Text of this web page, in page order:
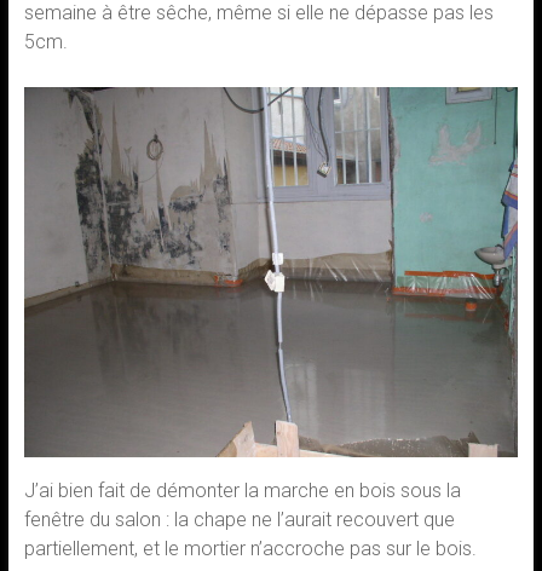
semaine à être sêche, même si elle ne dépasse pas les
5cm.
J’ai bien fait de démonter la marche en bois sous la
fenêtre du salon : la chape ne l’aurait recouvert que
partiellement, et le mortier n’accroche pas sur le bois.